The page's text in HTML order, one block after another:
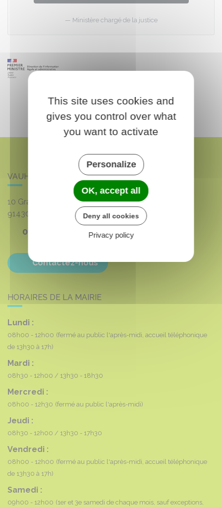
Ministère chargé de la justice
VAUHALLAN
10 Grande rue du 8 mai 1945
91430
VAUHALLAN
01 69 35 53 00
Contactez-nous
HORAIRES DE LA MAIRIE
Lundi :
08h00 - 12h00 (fermé au public l'après-midi, accueil téléphonique
de 13h30 à 17h)
Mardi :
08h30 - 12h00 13h30 - 18h30
Mercredi :
08h00 - 12h30 (fermé au public l'après-midi)
Jeudi :
08h30 - 12h00 13h30 - 17h30
Vendredi :
08h00 - 12h00 (fermé au public l'après-midi, accueil téléphonique
de 13h30 à 17h)
Samedi :
09h00 - 12h00 (1er et 3e samedi de chaque mois, sauf exceptions,
This site uses cookies and
gives you control over what
you want to activate
Personalize
OK, accept all
Deny all cookies
Privacy policy